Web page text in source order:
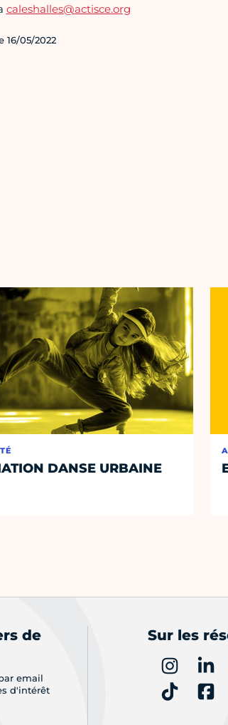
caleshalles@actisce.org
16/05/2022
DANSE URBAINE
de
email
d'intérêt
Sur les